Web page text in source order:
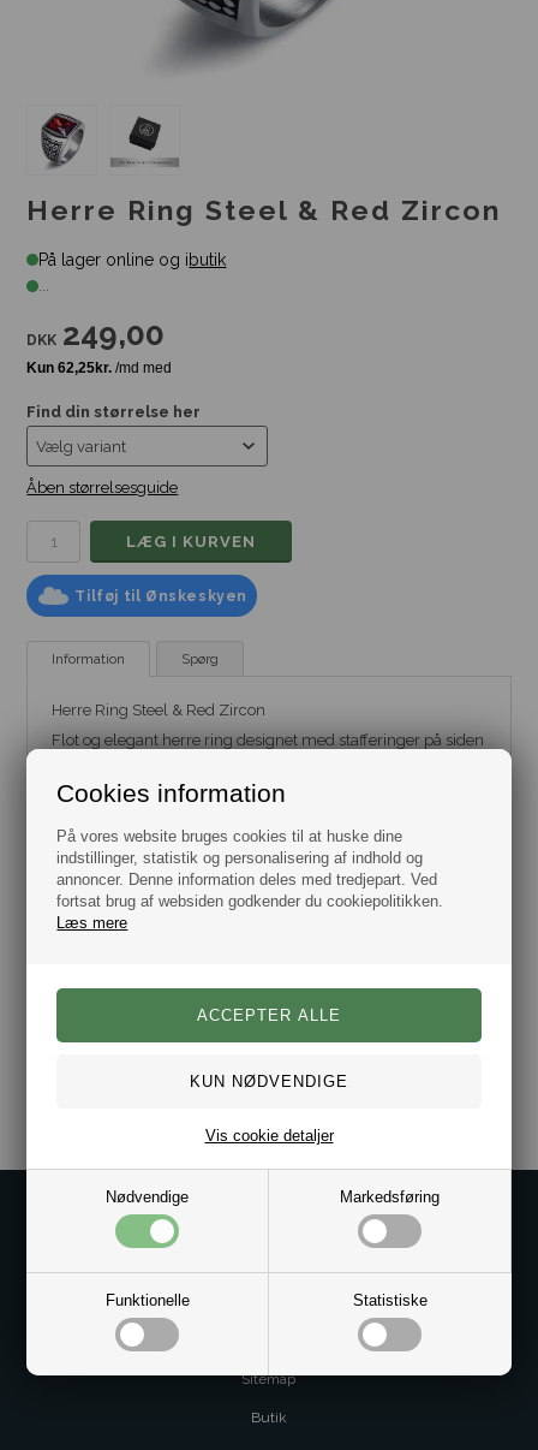
Cookies information
På vores website bruges cookies til at huske dine
indstillinger, statistik og personalisering af indhold og
annoncer. Denne information deles med tredjepart. Ved
fortsat brug af websiden godkender du cookiepolitikken.
Læs mere
Nødvendige Markedsføring
Funktionelle Statistiske
Vis cookie detaljer
Herre Ring Steel & Red Zircon
På lager online og ibutik
...
DKK 249,00
Find din størrelse her
Åben størrelsesguide
Tilføj til Ønskeskyen
Information Spørg
Herre Ring Steel & Red Zircon
Flot og elegant herre ring designet med stafferinger på siden
Flere størrelser
Sten rød glas zirkon.
Rustfrit stål.
Ring Bredde 4,8/17,6 mm.
Sitemap
Butik